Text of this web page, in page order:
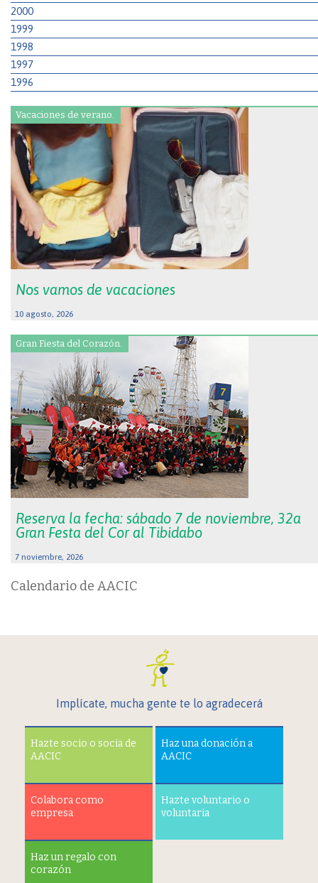
2000
1999
1998
1997
1996
Vacaciones de verano.
Nos vamos de vacaciones
10 agosto, 2026
Gran Fiesta del Corazón.
Reserva la fecha: sábado 7 de noviembre, 32a
Gran Festa del Cor al Tibidabo
7 noviembre, 2026
Calendario de AACIC
Implícate, mucha gente te lo agradecerá
Hazte socio o socia de
AACIC
Haz una donación a
AACIC
Colabora como
empresa
Hazte voluntario o
voluntaria
Haz un regalo con
corazón